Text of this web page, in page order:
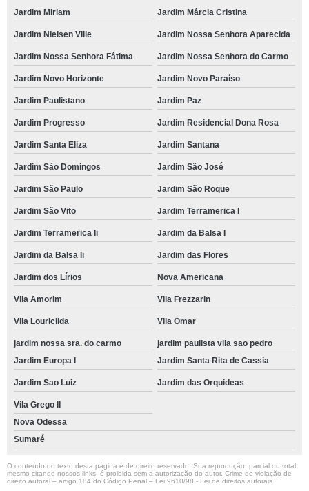
Jardim Miriam Jardim Márcia Cristina
Jardim Nielsen Ville Jardim Nossa Senhora Aparecida
Jardim Nossa Senhora Fátima Jardim Nossa Senhora do Carmo
Jardim Novo Horizonte Jardim Novo Paraíso
Jardim Paulistano Jardim Paz
Jardim Progresso Jardim Residencial Dona Rosa
Jardim Santa Eliza Jardim Santana
Jardim São Domingos Jardim São José
Jardim São Paulo Jardim São Roque
Jardim São Vito Jardim Terramerica I
Jardim Terramerica Ii Jardim da Balsa I
Jardim da Balsa Ii Jardim das Flores
Jardim dos Lírios Nova Americana
Vila Amorim Vila Frezzarin
Vila Louricilda Vila Omar
jardim nossa sra. do carmo
jardim paulista vila sao pedro
Jardim Europa I
Jardim Santa Rita de Cassia
Jardim Sao Luiz Jardim das Orquideas
Vila Grego II
Nova Odessa
Sumaré
O conteúdo do texto desta página é de direito reservado. Sua reprodução, parcial ou total,
mesmo citando nossos links, é proibida sem a autorização do autor. Crime de violação de
direito autoral – artigo 184 do Código Penal – Lei 9610/98 - Lei de direitos autorais